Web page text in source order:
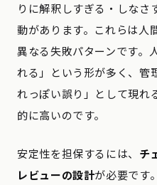
りに解釈しすぎる・しなさ
動があります。これらは人
異なる失敗パターンです。
れる」という形が多く、管
れっぽい誤り」として現れ
的に高いのです。
安定性を担保するには、 チ
レビューの設計が必要です